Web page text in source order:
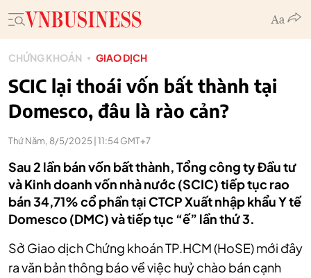
CHỨNG KHOÁN GIAO DỊCH
SCIC lại thoái vốn bất thành tại
Domesco, đâu là rào cản?
Thứ Năm, 8/5/2025 | 11:54 GMT+7
Sau 2 lần bán vốn bất thành, Tổng công ty Đầu tư
và Kinh doanh vốn nhà nước (SCIC) tiếp tục rao
bán 34,71% cổ phần tại CTCP Xuất nhập khẩu Y tế
Domesco (DMC) và tiếp tục “ế” lần thứ 3.
Sở Giao dịch Chứng khoán TP.HCM (HoSE) mới đây
ra văn bản thông báo về việc huỷ chào bán cạnh